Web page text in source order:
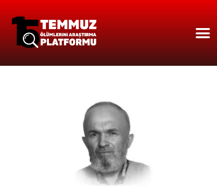
ANASAYFA
HAKKIMIZDA
ÇÖZÜLEN OLAYLAR
BASINDA PLATFORM